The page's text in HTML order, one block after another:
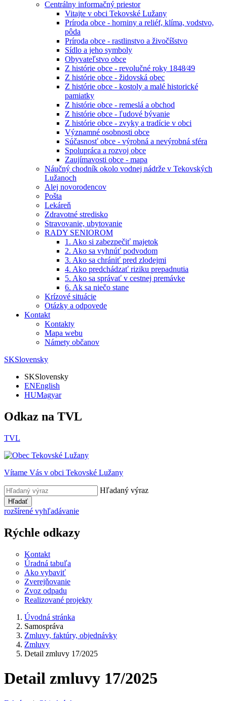
Centrálny informačný priestor
Vitajte v obci Tekovské Lužany
Príroda obce - horniny a reliéf, klíma, vodstvo,
pôda
Príroda obce - rastlinstvo a živočíšstvo
Sídlo a jeho symboly
Obyvateľstvo obce
Z histórie obce - revolučné roky 1848⁄49
Z histórie obce - židovská obec
Z histórie obce - kostoly a malé historické
pamiatky
Z histórie obce - remeslá a obchod
Z histórie obce - ľudové bývanie
Z histórie obce - zvyky a tradície v obci
Významné osobnosti obce
Súčasnosť obce - výrobná a nevýrobná sféra
Spolupráca a rozvoj obce
Zaujímavosti obce - mapa
Náučný chodník okolo vodnej nádrže v Tekovských
Lužanoch
Alej novorodencov
Pošta
Lekáreň
Zdravotné stredisko
Stravovanie, ubytovanie
RADY SENIOROM
1. Ako si zabezpečiť majetok
2. Ako sa vyhnúť podvodom
3. Ako sa chrániť pred zlodejmi
4. Ako predchádzať riziku prepadnutia
5. Ako sa správať v cestnej premávke
6. Ak sa niečo stane
Krízové situácie
Otázky a odpovede
Kontakt
Kontakty
Mapa webu
Námety občanov
SKSlovensky
SKSlovensky
ENEnglish
HUMagyar
Odkaz na TVL
TVL
Vítame Vás v obci Tekovské Lužany
Hľadaný výraz
Hľadať
rozšírené vyhľadávanie
Rýchle odkazy
Kontakt
Úradná tabuľa
Ako vybaviť
Zverejňovanie
Zvoz odpadu
Realizované projekty
Úvodná stránka
Samospráva
Zmluvy, faktúry, objednávky
Zmluvy
Detail zmluvy 17/2025
Detail zmluvy 17/2025